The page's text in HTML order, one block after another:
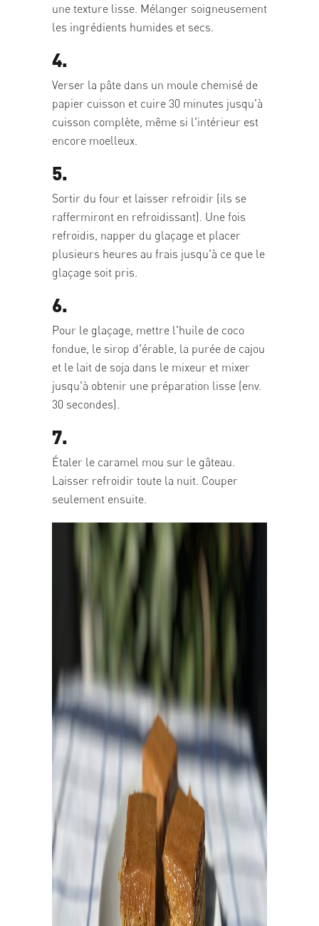
une texture lisse. Mélanger soigneusement
les ingrédients humides et secs.
4.
Verser la pâte dans un moule chemisé de
papier cuisson et cuire 30 minutes jusqu'à
cuisson complète, même si l'intérieur est
encore moelleux.
5.
Sortir du four et laisser refroidir (ils se
raffermiront en refroidissant). Une fois
refroidis, napper du glaçage et placer
plusieurs heures au frais jusqu'à ce que le
glaçage soit pris.
6.
Pour le glaçage, mettre l'huile de coco
fondue, le sirop d'érable, la purée de cajou
et le lait de soja dans le mixeur et mixer
jusqu'à obtenir une préparation lisse (env.
30 secondes).
7.
Étaler le caramel mou sur le gâteau.
Laisser refroidir toute la nuit. Couper
seulement ensuite.